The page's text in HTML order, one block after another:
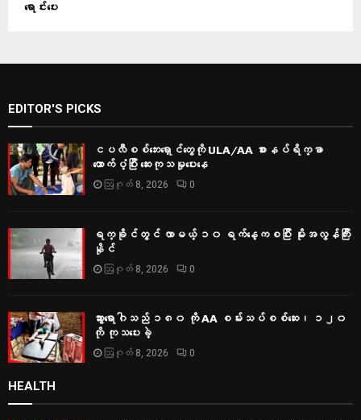
ရောင်းပေး
EDITOR'S PICKS
ငပလီစစ်ဘေးရှောင်တွေကို ULA/AA စားနပ်ရိက္ခာ
ထောက်ပံ့ပြီး ဆေးကုသမှုပေးနေ
ဩဂုတ် 8, 2026 0
ရက္ခိုင်တွင် လာမယ့် ၁၀ ရက်နေ့ကစပြီး မိုးအလွန်ကြီး
နိုင်
ဩဂုတ် 8, 2026 0
သွားရောဂါသည် ၁၈၀ ကို AA စမ်းသပ်စစ်ဆေး၊ ၁၂၀
ကို ကုသပေးခဲ့
ဩဂုတ် 8, 2026 0
HEALTH